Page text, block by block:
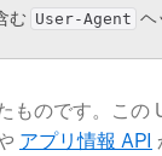
む User-Agent
ものです。こ
アプリ情報 API